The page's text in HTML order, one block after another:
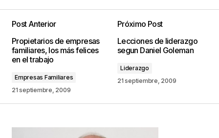
publicada. Los campos obligatorios están
marcados con*
Comentario*
Post Anterior
Propietarios de empresas
familiares, los más felices
en el trabajo
Empresas Familiares
21 septiembre, 2009
Próximo Post
Lecciones de liderazgo
segun Daniel Goleman
Liderazgo
21 septiembre, 2009